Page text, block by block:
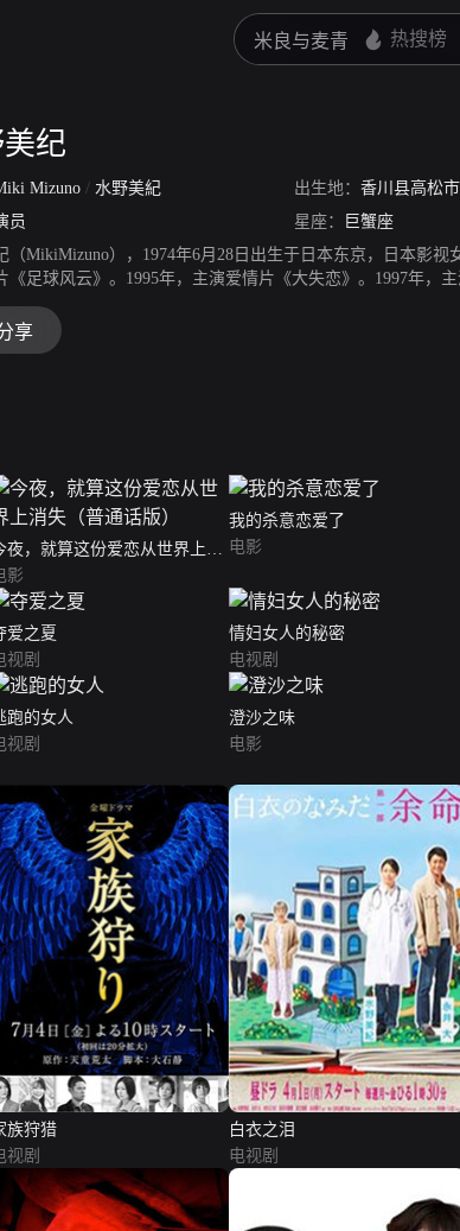
纪
Mizuno / 水野美紀 出生地： 香川县高松市
员 星座： 巨蟹座
（MikiMizuno），1974年6月28日出生于日本东京，日本影
《足球风云》。1995年，主演爱情片《大失恋》。1997年，
爱情剧《美丽人生》，在片中饰演村田佐千绘。2001年，参
大搜查线2：封锁彩虹桥》。2005年，主演动作片《交涉人·
剧情片《还记得那片天空》。2009年，主演动作片《蝎子》
享
夜，就算这份爱恋从世界上消
（普通话版）
影
我的杀意恋爱了
电影
爱之夏
视剧
情妇女人的秘密
电视剧
跑的女人
视剧
澄沙之味
电影
族狩猎
视剧
白衣之泪
电视剧